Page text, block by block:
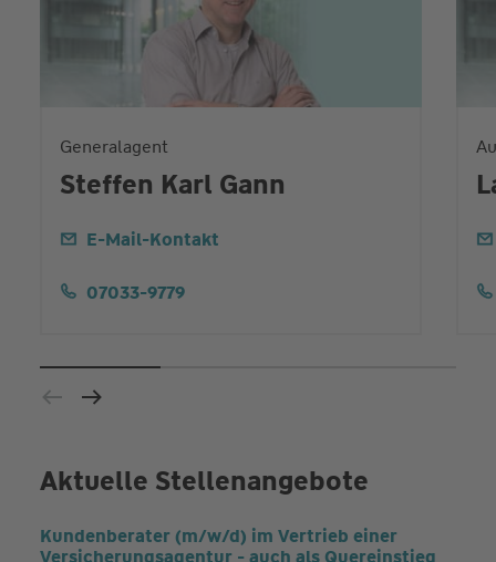
Generalagent
Steffen Karl Gann
E-Mail-Kontakt
07033-9779
Aktuelle Stellenangebote
Kundenberater (m/w/d) im Vertrieb einer
Versicherungsagentur - auch als Quereinstieg